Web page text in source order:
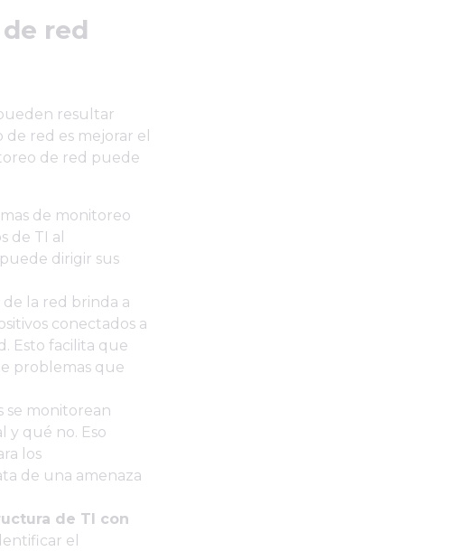
red
resultar
red es mejorar el
de red puede
de monitoreo
de TI al
dirigir sus
la red brinda a
conectados a
Esto facilita que
problemas que
se monitorean
y qué no. Eso
los
de una amenaza
de TI con
el